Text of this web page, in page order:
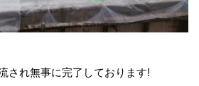
され無事に完了しております!